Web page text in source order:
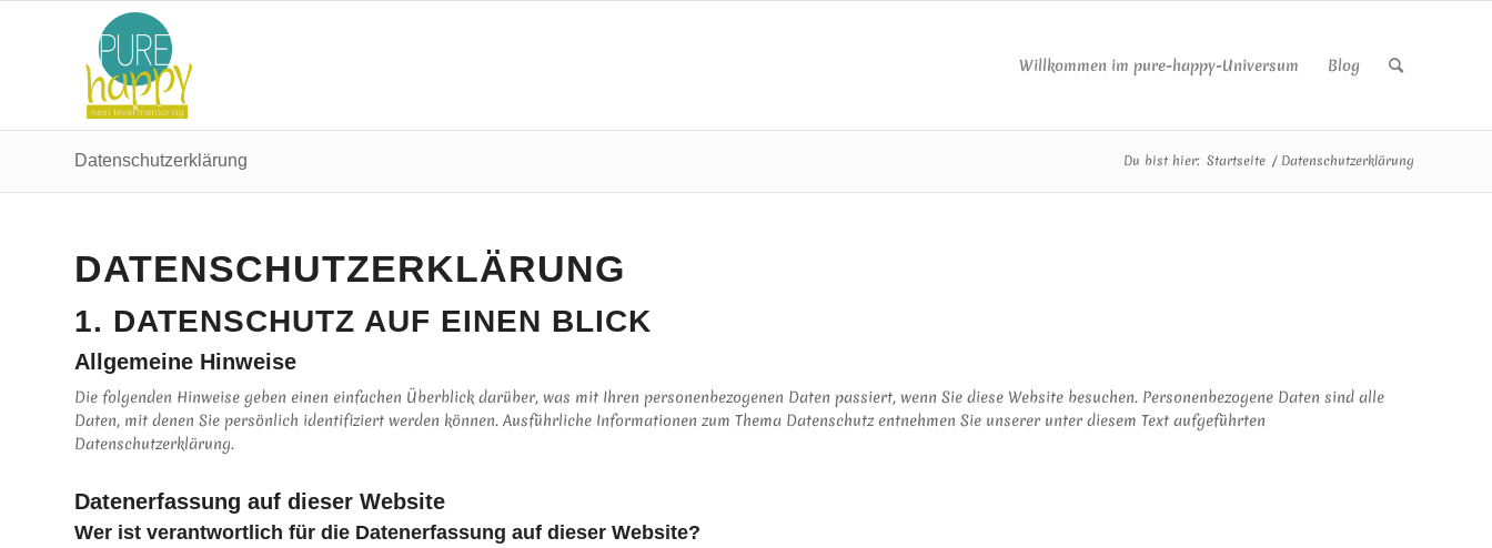
Willkommen im pure-happy-Universum Blog
Datenschutzerklärung Du bist hier: Startseite / Datenschutzerklärung
DATENSCHUTZ­ERKLÄRUNG
1. DATENSCHUTZ AUF EINEN BLICK
Allgemeine Hinweise
Die folgenden Hinweise geben einen einfachen Überblick darüber, was mit Ihren personenbezogenen Daten passiert, wenn Sie diese Website besuchen. Personenbezogene Daten sind alle
Daten, mit denen Sie persönlich identifiziert werden können. Ausführliche Informationen zum Thema Datenschutz entnehmen Sie unserer unter diesem Text aufgeführten
Datenschutzerklärung.
Datenerfassung auf dieser Website
Wer ist verantwortlich für die Datenerfassung auf dieser Website?